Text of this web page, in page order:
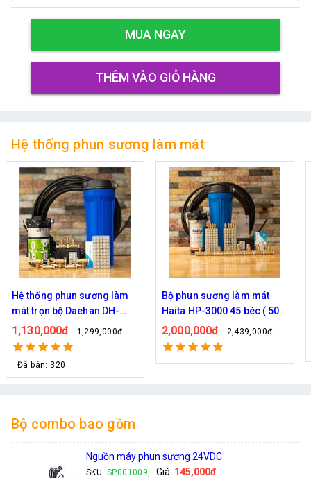
MUA NGAY
THÊM VÀO GIỎ HÀNG
Hệ thống phun sương làm mát
Bộ phun sương làm mát
Haita HP-3000 45 béc ( 50M
dây )
2,000,000đ 2,439,000đ
Bộ phun sương làm mát
Haita HP-3000 40 béc ( 40M
dây )
1,920,000đ 2,149,000đ
Bộ combo bao gồm
Nguồn máy phun sương 24VDC
SKU: SP001009, Giá: 145,000đ